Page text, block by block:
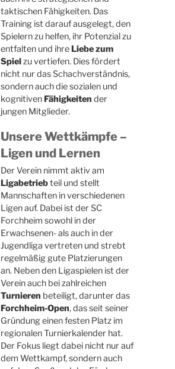
taktischen Fähigkeiten. Das
Training ist darauf ausgelegt, den
Spielern zu helfen, ihr Potenzial zu
entfalten und ihreLiebe zum
Spielzu vertiefen. Dies fördert
nicht nur das Schachverständnis,
sondern auch die sozialen und
kognitivenFähigkeiten der
jungen Mitglieder.
Unsere Wettkämpfe –
Ligen und Lernen
Der Verein nimmt aktiv am
Ligabetriebteil und stellt
Mannschaften in verschiedenen
Ligen auf. Dabei ist der SC
Forchheim sowohl in der
Erwachsenen- als auch in der
Jugendliga vertreten und strebt
regelmäßig gute Platzierungen
an. Neben den Ligaspielen ist der
Verein auch bei zahlreichen
Turnieren beteiligt, darunter das
Forchheim-Open, das seit seiner
Gründung einen festen Platz im
regionalen Turnierkalender hat.
Der Fokus liegt dabei nicht nur auf
dem Wettkampf, sondern auch